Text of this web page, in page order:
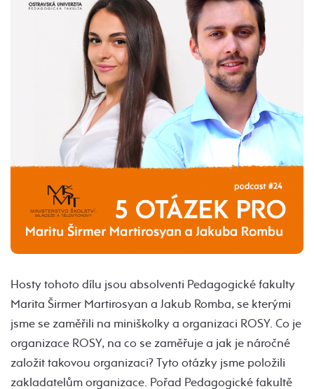
Hosty tohoto dílu jsou absolventi Pedagogické fakulty
Marita Širmer Martirosyan a Jakub Romba, se kterými
jsme se zaměřili na miniškolky a organizaci ROSY. Co je
organizace ROSY, na co se zaměřuje a jak je náročné
založit takovou organizaci? Tyto otázky jsme položili
zakladatelům organizace. Pořad Pedagogické fakultě